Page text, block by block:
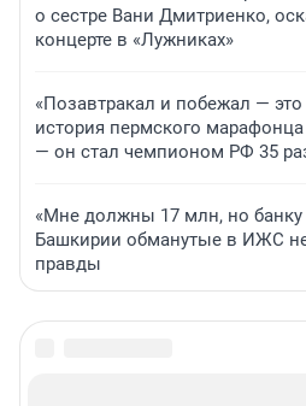
о сестре Вани Дмитриенко,
концерте в «Лужниках»
«Позавтракал и побежал —
история пермского
— он стал чемпионом РФ 35
«Мне должны 17 млн, но банку
Башкирии обманутые в ИЖС не
правды